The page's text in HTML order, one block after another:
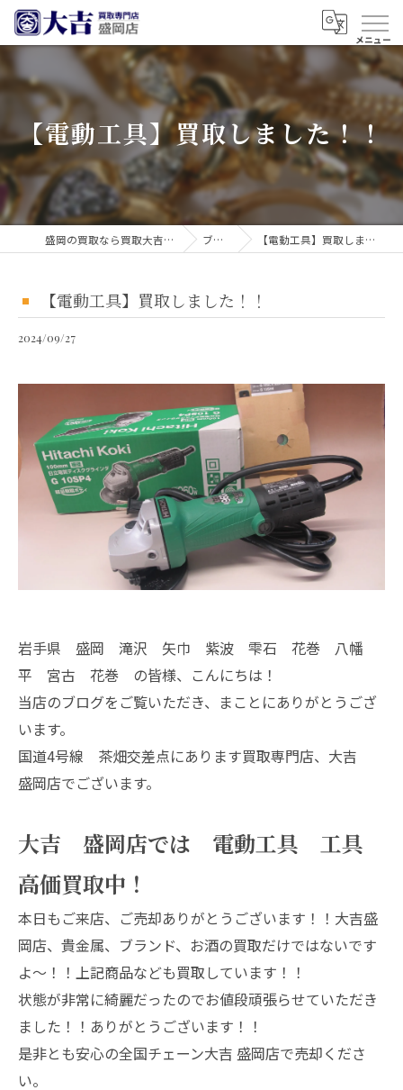
【電動工具】買取しました！！
盛岡の買取なら買取大吉 盛岡店 ブログ 【電動工具】買取しました！！
【電動工具】買取しました！！
2024/09/27
岩手県 盛岡 滝沢 矢巾 紫波 雫石 花巻 八幡
平 宮古 花巻 の皆様、こんにちは！
当店のブログをご覧いただき、まことにありがとうござ
います。
国道4号線 茶畑交差点にあります買取専門店、大吉
盛岡店でございます。
大吉 盛岡店では 電動工具 工具
高価買取中！
本日もご来店、ご売却ありがとうございます！！大吉盛
岡店、貴金属、ブランド、お酒の買取だけではないです
よ～！！上記商品なども買取しています！！
状態が非常に綺麗だったのでお値段頑張らせていただき
ました！！ありがとうございます！！
是非とも安心の全国チェーン大吉 盛岡店で売却くださ
い。